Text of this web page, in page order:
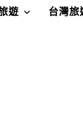
遊 台灣旅